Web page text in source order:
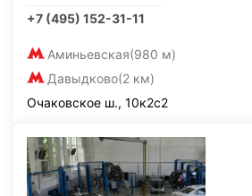
+7 (495) 152-31-11
Аминьевская(980 м)
Давыдково(2 км)
Очаковское ш., 10к2с2